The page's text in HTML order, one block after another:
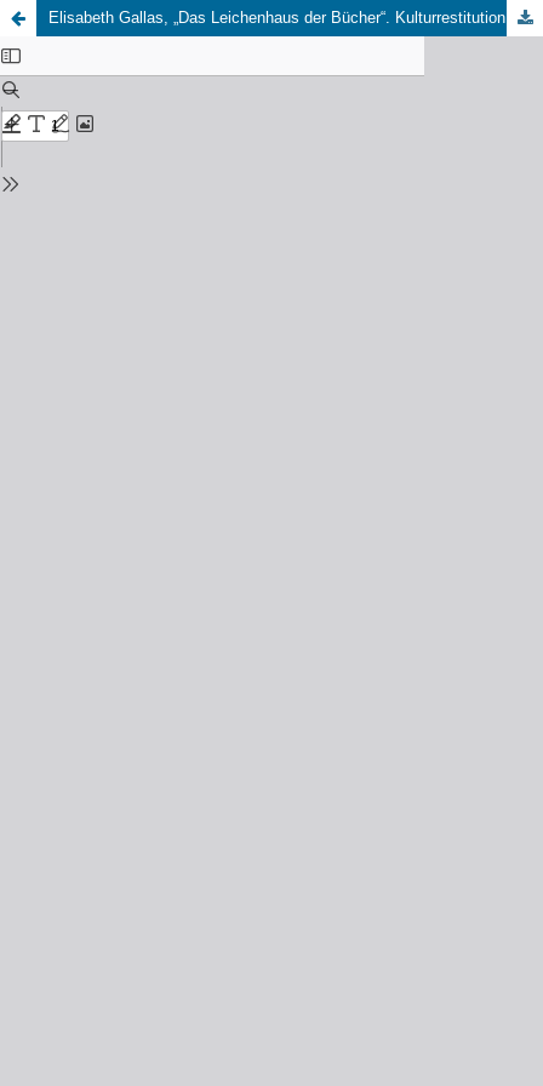
Elisabeth Gallas, „Das Leichenhaus der Bücher“. Kulturrestitution und jüdisches Geschichtsdenken nach 1945